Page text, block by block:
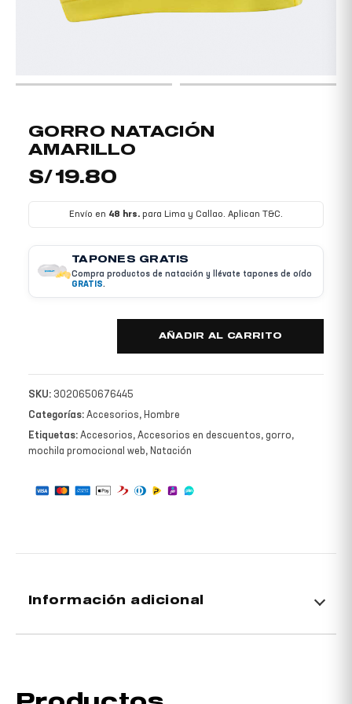
GORRO NATACIÓN
AMARILLO
S/ 19.80
Envío en 48 hrs. para Lima y Callao. Aplican T&C.
TAPONES GRATIS
Compra productos de natación y llévate tapones de oído
GRATIS.
NATACIÓN
AMARILLO
AÑADIR AL CARRITO
SKU: 3020650676445
Categorías: Accesorios, Hombre
Etiquetas: Accesorios, Accesorios en descuentos, gorro,
mochila promocional web, Natación
Información adicional